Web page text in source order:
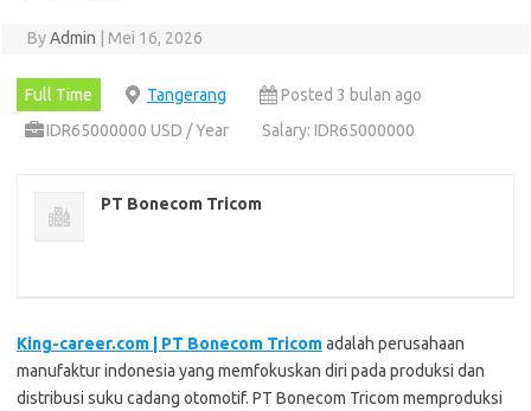
ByAdmin Mei 16, 2026
Full Time Tangerang
Posted 3 bulan ago
IDR65000000 USD / Year
Salary: IDR65000000
PT Bonecom Tricom
King-career.com | PT Bonecom Tricomadalah perusahaan
manufaktur indonesia yang memfokuskan diri pada produksi dan
distribusi suku cadang otomotif. PT Bonecom Tricom memproduksi